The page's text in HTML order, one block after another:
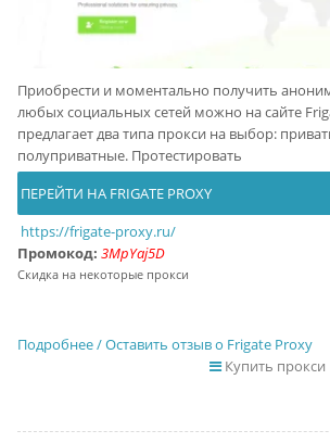
Приобрести и моментально получить
любых социальных сетей можно на сайте
предлагает два типа прокси на выбор:
полуприватные. Протестировать
ПЕРЕЙТИ НА FRIGATE PROXY
https://frigate-proxy.ru/
Промокод: 3MpYaj5D
Скидка на некоторые прокси
Подробнее / Оставить отзыв о Frigate Proxy
Купить прокси